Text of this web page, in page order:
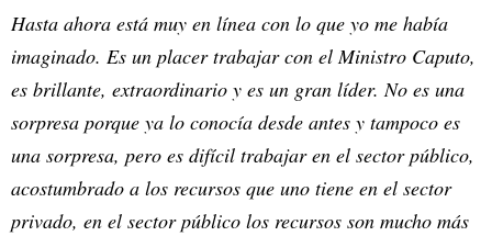
Hasta ahora está muy en línea con lo que yo me había
imaginado. Es un placer trabajar con el Ministro Caputo,
es brillante, extraordinario y es un gran líder. No es una
sorpresa porque ya lo conocía desde antes y tampoco es
una sorpresa, pero es difícil trabajar en el sector público,
acostumbrado a los recursos que uno tiene en el sector
privado, en el sector público los recursos son mucho más